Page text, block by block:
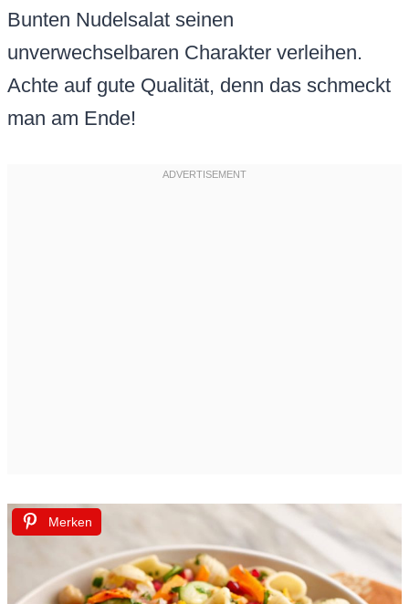
Bunten Nudelsalat seinen
unverwechselbaren Charakter verleihen.
Achte auf gute Qualität, denn das schmeckt
man am Ende!
Merken